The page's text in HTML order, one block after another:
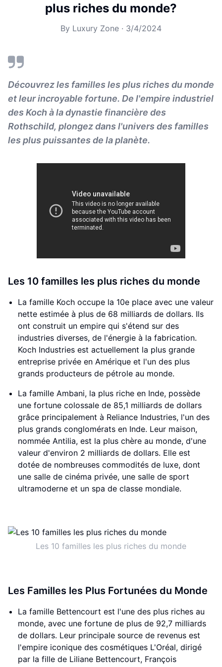
plus riches du monde?
By Luxury Zone · 3/4/2024
Découvrez les familles les plus riches du monde
et leur incroyable fortune. De l'empire industriel
des Koch à la dynastie financière des
Rothschild, plongez dans l'univers des familles
les plus puissantes de la planète.
Les 10 familles les plus riches du monde
La famille Koch occupe la 10e place avec une valeur
nette estimée à plus de 68 milliards de dollars. Ils
ont construit un empire qui s'étend sur des
industries diverses, de l'énergie à la fabrication.
Koch Industries est actuellement la plus grande
entreprise privée en Amérique et l'un des plus
grands producteurs de pétrole au monde.
La famille Ambani, la plus riche en Inde, possède
une fortune colossale de 85,1 milliards de dollars
grâce principalement à Reliance Industries, l'un des
plus grands conglomérats en Inde. Leur maison,
nommée Antilia, est la plus chère au monde, d'une
valeur d'environ 2 milliards de dollars. Elle est
dotée de nombreuses commodités de luxe, dont
une salle de cinéma privée, une salle de sport
ultramoderne et un spa de classe mondiale.
Les 10 familles les plus riches du monde
Les Familles les Plus Fortunées du Monde
La famille Bettencourt est l'une des plus riches au
monde, avec une fortune de plus de 92,7 milliards
de dollars. Leur principale source de revenus est
l'empire iconique des cosmétiques L'Oréal, dirigé
par la fille de Liliane Bettencourt, François